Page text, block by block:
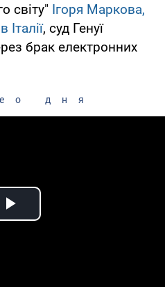
світу" Ігоря Маркова,
, суд Генуї
брак електронних
дня
Play Video